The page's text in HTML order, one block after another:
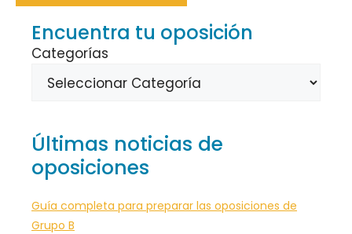
Encuentra tu oposición
Categorías
Últimas noticias de
oposiciones
Guía completa para preparar las oposiciones de
Grupo B